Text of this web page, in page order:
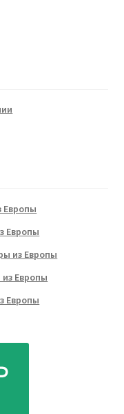
Европы
Европы
из Европы
Европы
Европы